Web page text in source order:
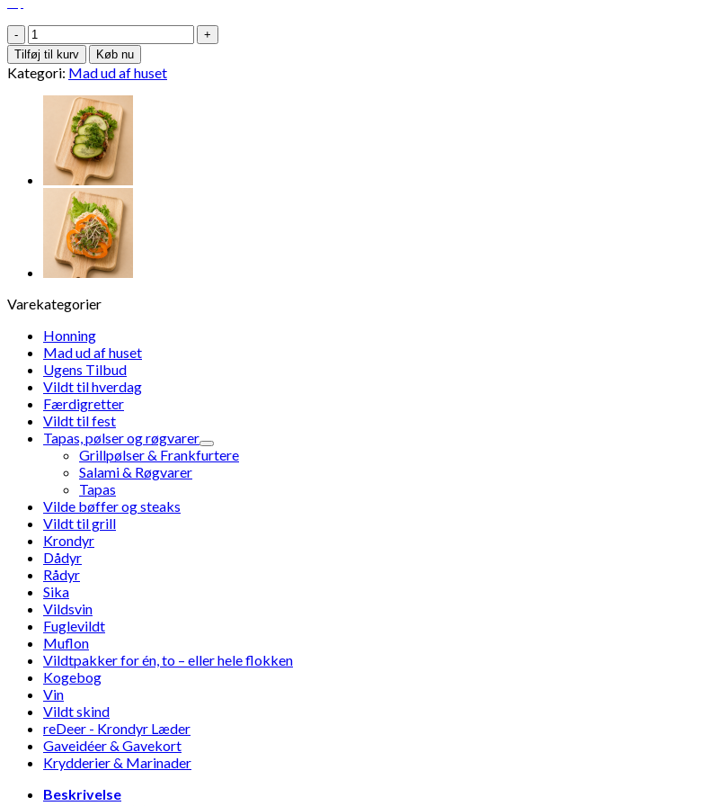
Vildt
smørrebrød
m.
krondyr
frikadelle
Tilføj til kurv Køb nu
Kategori: Mad ud af huset
Varekategorier
Honning
Mad ud af huset
Ugens Tilbud
Vildt til hverdag
Færdigretter
Vildt til fest
Tapas, pølser og røgvarer
Grillpølser & Frankfurtere
Salami & Røgvarer
Tapas
Vilde bøffer og steaks
Vildt til grill
Krondyr
Dådyr
Rådyr
Sika
Vildsvin
Fuglevildt
Muflon
Vildtpakker for én, to – eller hele flokken
Kogebog
Vin
Vildt skind
reDeer - Krondyr Læder
Gaveidéer & Gavekort
Krydderier & Marinader
Beskrivelse